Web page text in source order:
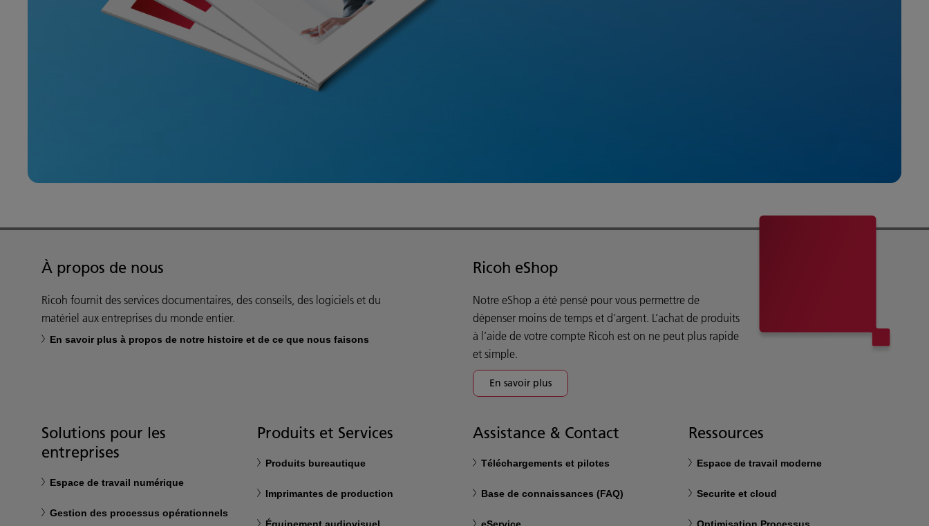
À propos de nous
Ricoh fournit des services documentaires, des conseils, des logiciels et du
matériel aux entreprises du monde entier.
En savoir plus à propos de notre histoire et de ce que nous faisons
Ricoh eShop
Notre eShop a été pensé pour vous permettre de
dépenser moins de temps et d’argent. L’achat de produits
à l’aide de votre compte Ricoh est on ne peut plus rapide
et simple.
En savoir plus
Solutions pour les
entreprises
Espace de travail numérique
Gestion des processus opérationnels
Produits et Services
Produits bureautique
Imprimantes de production
Équipement audiovisuel
Assistance & Contact
Téléchargements et pilotes
Base de connaissances (FAQ)
eService
Ressources
Espace de travail moderne
Securite et cloud
Optimisation Processus